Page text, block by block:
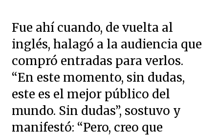
Fue ahí cuando, de vuelta al
inglés, halagó a la audiencia que
compró entradas para verlos.
“En este momento, sin dudas,
este es el mejor público del
mundo. Sin dudas”, sostuvo y
manifestó: “Pero, creo que